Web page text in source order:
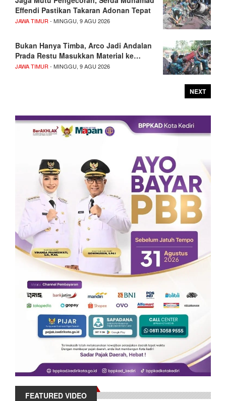
Effendi Pastikan Takaran Adonan Tepat
JAWA TIMUR - MINGGU, 9 AGU 2026
Bukan Hanya Timba, Arco Jadi Andalan
Prada Restu Masukkan Material ke…
JAWA TIMUR - MINGGU, 9 AGU 2026
NEXT
FEATURED VIDEO